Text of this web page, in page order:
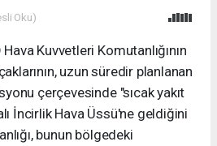
Oku)
Kuvvetleri Komutanlığının
uzun süredir planlanan
çerçevesinde "sıcak yakıt
İncirlik Hava Üssü'ne geldiğini
bunun bölgedeki